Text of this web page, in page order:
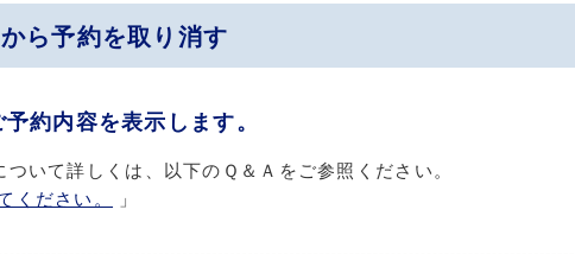
ら予約を取り消す
約内容を表示します。
いて詳しくは、以下のＱ＆Ａをご参照ください。
ください。 」